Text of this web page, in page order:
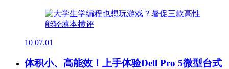
10 07.01
体积小、高能效！上手体验Dell Pro 5微型台式